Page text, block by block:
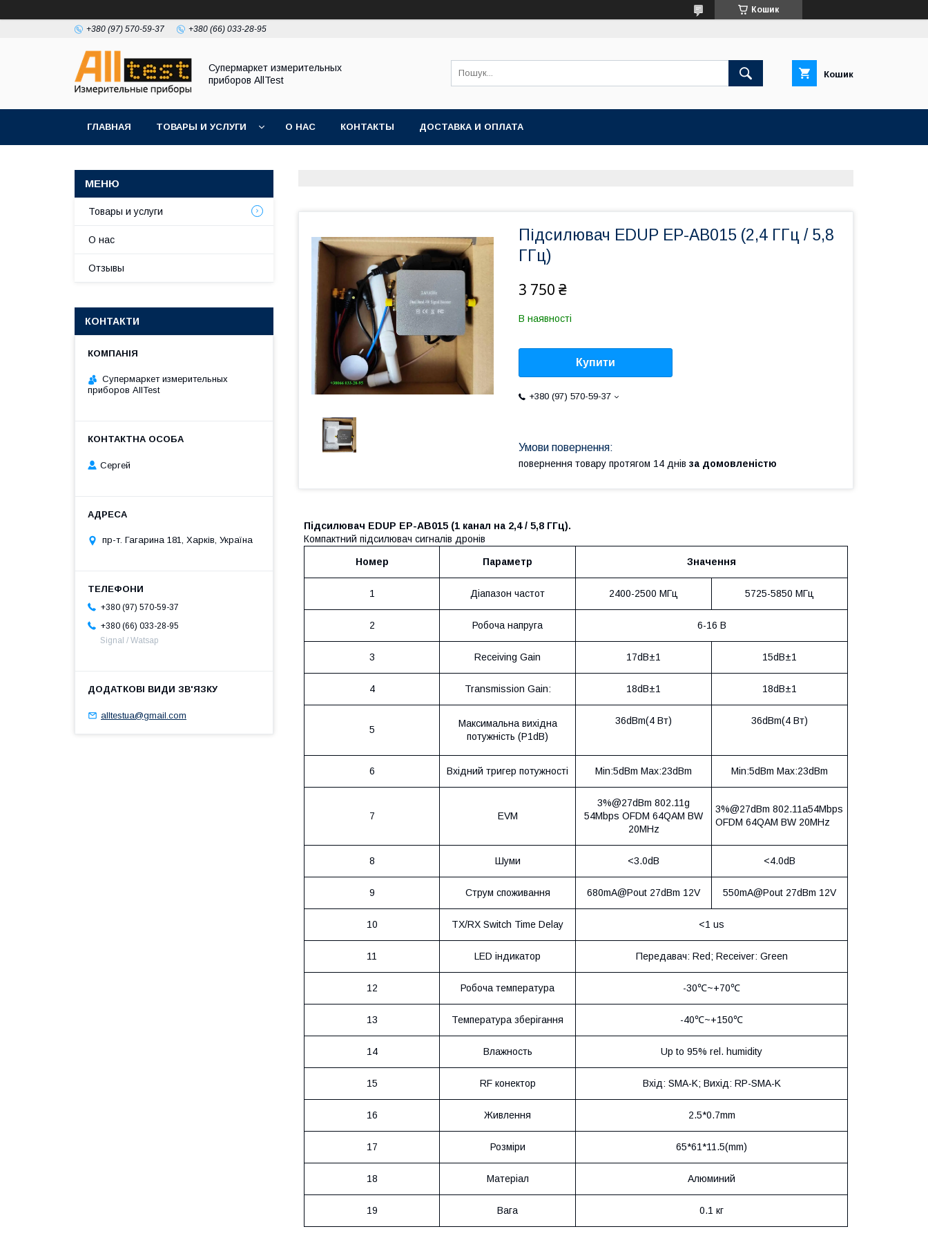
Кошик
+380 (97) 570-59-37 +380 (66) 033-28-95
Супермаркет измерительных
приборов AllTest
Кошик
ГЛАВНАЯ ТОВАРЫ И УСЛУГИ О НАС КОНТАКТЫ ДОСТАВКА И ОПЛАТА
Підсилювач EDUP EP-AB015 (2,4 ГГц / 5,8
ГГц)
3 750 ₴
В наявності
Купити
+380 (97) 570-59-37
повернення товару протягом 14 днів за домовленістю
Підсилювач EDUP EP-AB015 (1 канал на 2,4 / 5,8 ГГц).
Компактний підсилювач сигналів дронів
Номер Параметр Значення
1 Діапазон частот 2400-2500 МГц 5725-5850 МГц
2 Робоча напруга 6-16 В
3 Receiving Gain 17dB±1 15dB±1
4 Transmission Gain: 18dB±1 18dB±1
5
Максимальна вихідна
потужність (P1dB)
36dBm(4 Вт) 36dBm(4 Вт)
6 Вхідний тригер потужності Min:5dBm Max:23dBm Min:5dBm Max:23dBm
7 EVM
3%@27dBm 802.11g
54Mbps OFDM 64QAM BW
20MHz
3%@27dBm 802.11a54Mbps
OFDM 64QAM BW 20MHz
8 Шуми <3.0dB <4.0dB
9 Струм споживання 680mA@Pout 27dBm 12V 550mA@Pout 27dBm 12V
10 TX/RX Switch Time Delay <1 us
11 LED індикатор Передавач: Red; Receiver: Green
12 Робоча температура -30℃~+70℃
13 Температура зберігання -40℃~+150℃
14 Влажность Up to 95% rel. humidity
15 RF конектор Вхід: SMA-K; Вихід: RP-SMA-K
16 Живлення 2.5*0.7mm
17 Розміри 65*61*11.5(mm)
18 Матеріал Алюминий
19 Вага 0.1 кг
Товары и услуги
О нас
Отзывы
КОНТАКТИ
Супермаркет измерительных
приборов AllTest
Сергей
пр-т. Гагарина 181, Харків, Україна
+380 (97) 570-59-37
+380 (66) 033-28-95
Signal / Watsap
alltestua@gmail.com